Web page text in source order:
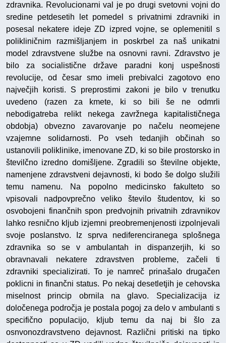
zdravnika. Revolucionarni val je po drugi svetovni vojni do
sredine petdesetih let pomedel s privatnimi zdravniki in
posesal nekatere ideje ZD izpred vojne, se oplemenitil s
polikliničnim razmišljanjem in poskrbel za naš unikatni
model zdravstvene službe na osnovni ravni. Zdravstvo je
bilo za socialistične države paradni konj uspešnosti
revolucije, od česar smo imeli prebivalci zagotovo eno
največjih koristi. S preprostimi zakoni je bilo v trenutku
uvedeno (razen za kmete, ki so bili še ne odmrli
nebodigatreba relikt nekega zavržnega kapitalističnega
obdobja) obvezno zavarovanje po načelu neomejene
vzajemne solidarnosti. Po vseh tedanjih občinah so
ustanovili poliklinike, imenovane ZD, ki so bile prostorsko in
številčno izredno domišljene. Zgradili so številne objekte,
namenjene zdravstveni dejavnosti, ki bodo še dolgo služili
temu namenu. Na popolno medicinsko fakulteto so
vpisovali nadpovprečno veliko število študentov, ki so
osvobojeni finančnih spon predvojnih privatnih zdravnikov
lahko resnično kljub izjemni preobremenjenosti izpolnjevali
svoje poslanstvo. Iz sprva nediferenciranega splošnega
zdravnika so se v ambulantah in dispanzerjih, ki so
obravnavali nekatere zdravstven probleme, začeli ti
zdravniki specializirati. To je namreč prinašalo drugačen
poklicni in finančni status. Po nekaj desetletjih je cehovska
miselnost princip obrnila na glavo. Specializacija iz
določenega področja je postala pogoj za delo v ambulanti s
specifično populacijo, kljub temu da naj bi šlo za
osnvonozdravstveno dejavnost. Različni pritiski na tipko